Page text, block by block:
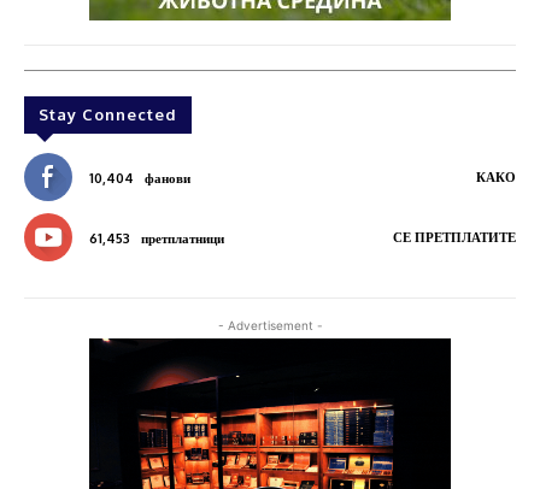
Stay Connected
10,404 фанови КАКО
61,453 претплатници СЕ ПРЕТПЛАТИТЕ
- Advertisement -